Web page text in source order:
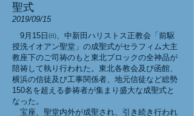
聖式
2019/09/15
9月15日㈰、中新田ハリストス正教会「前駆
授洗イオアン聖堂」の成聖式がセラフィム大主
教座下のご司祷のもと東北ブロックの全神品が
陪祷して執り行われた。東北各教会及び函館、
横浜の信徒及び工事関係者、地元信徒など総勢
150名を超える参祷者が集まり盛大な成聖式と
なった。
宝座、聖堂内外が成聖され、引き続き行われ